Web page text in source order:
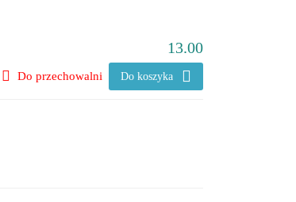
13.00
Do koszyka
Do przechowalni